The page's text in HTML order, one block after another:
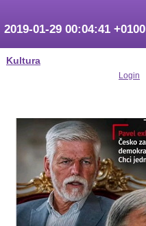
Kultura
2019-01-29 00:04:41 +0100
Login